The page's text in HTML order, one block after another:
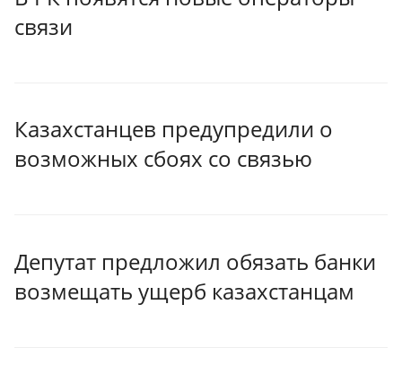
связи
Казахстанцев предупредили о
возможных сбоях со связью
Депутат предложил обязать банки
возмещать ущерб казахстанцам